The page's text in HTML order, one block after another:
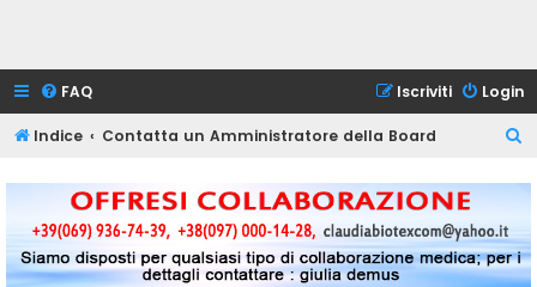
FAQ Login
Iscriviti
Indice Contatta un Amministratore della Board
a